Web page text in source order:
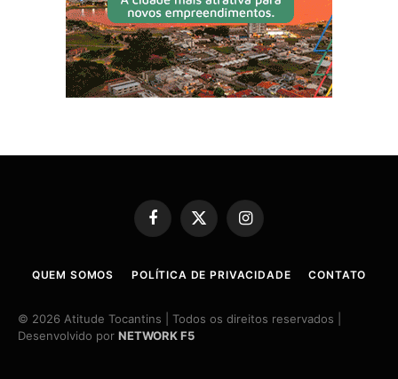
Facebook
X
Instagram
QUEM SOMOS POLÍTICA DE PRIVACIDADE CONTATO
© 2026 Atitude Tocantins | Todos os direitos reservados |
Desenvolvido por NETWORK F5